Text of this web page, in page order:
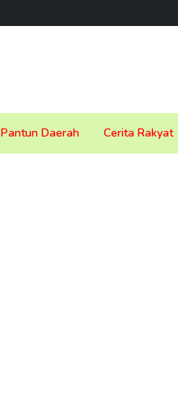
Pantun Daerah Cerita Rakyat